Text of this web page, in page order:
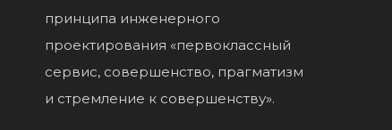
принципа инженерного
проектирования «первоклассный
сервис, совершенство, прагматизм
и стремление к совершенству».